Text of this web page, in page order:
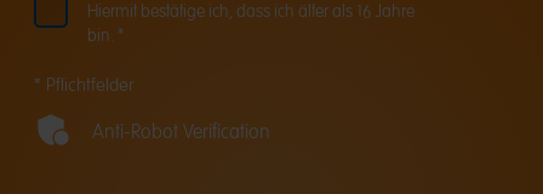
Hiermit bestätige ich, dass ich älter als 16 Jahre
bin. *
* Pflichtfelder
Anti-Robot Verification